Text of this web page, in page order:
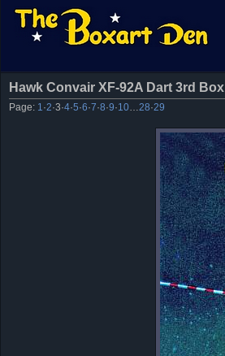
Hawk Convair XF-92A Dart 3rd Box
Page: 1 ·2·3·4·5·6·7·8·9·10 28·29